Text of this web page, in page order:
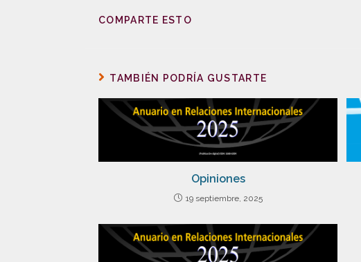
COMPARTE ESTO
TAMBIÉN PODRÍA GUSTARTE
Opiniones
19 septiembre, 2025